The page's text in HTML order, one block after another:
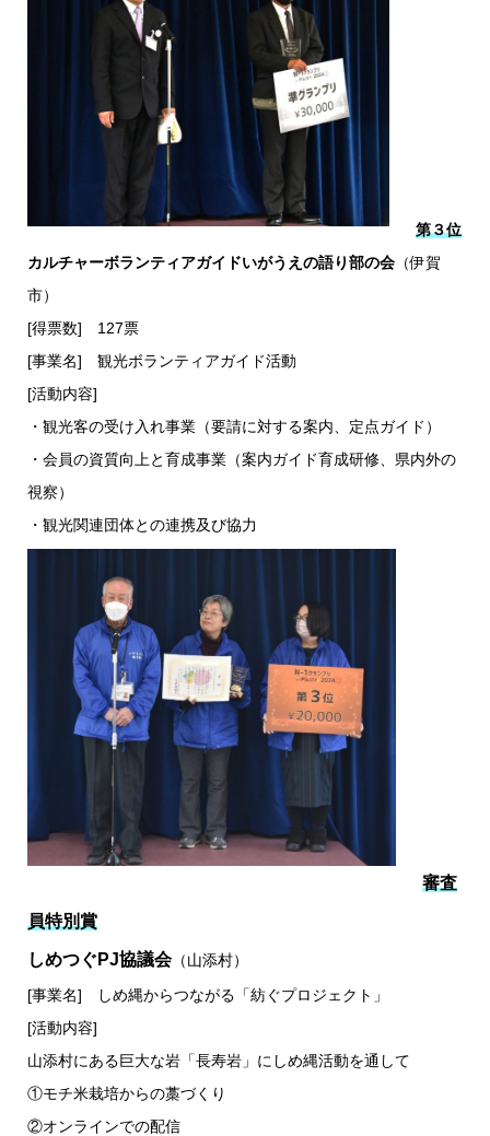
第３位
カルチャーボランティアガイドいがうえの語り部の会 （伊賀
市）
[得票数] 127票
[事業名] 観光ボランティアガイド活動
[活動内容]
・観光客の受け入れ事業（要請に対する案内、定点ガイド）
・会員の資質向上と育成事業（案内ガイド育成研修、県内外の
視察）
・観光関連団体との連携及び協力
審査
員特別賞
しめつぐPJ協議会（山添村）
[事業名] しめ縄からつながる「紡ぐプロジェクト」
[活動内容]
山添村にある巨大な岩「長寿岩」にしめ縄活動を通して
①モチ米栽培からの藁づくり
②オンラインでの配信